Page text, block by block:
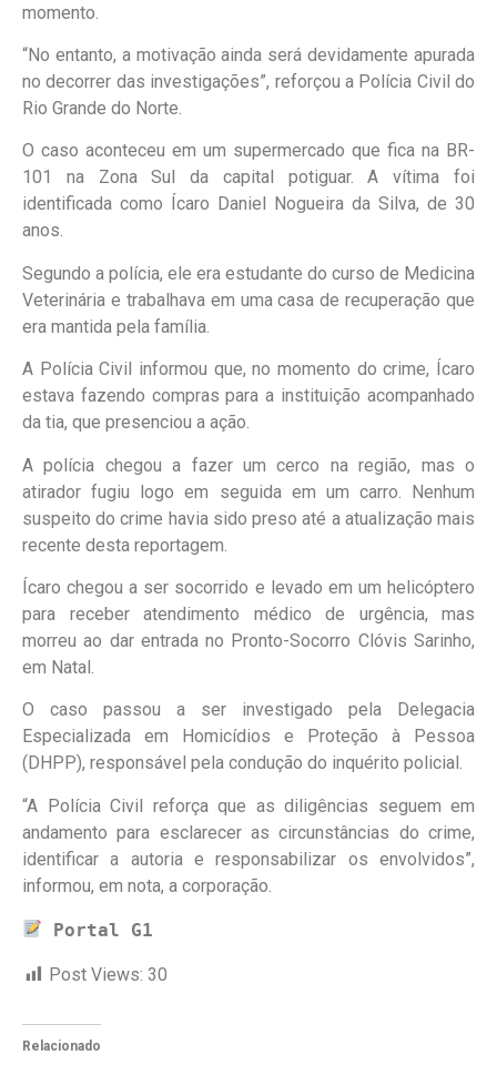
momento.
“No entanto, a motivação ainda será devidamente apurada
no decorrer das investigações”, reforçou a Polícia Civil do
Rio Grande do Norte.
O caso aconteceu em um supermercado que fica na BR-
101 na Zona Sul da capital potiguar. A vítima foi
identificada como Ícaro Daniel Nogueira da Silva, de 30
anos.
Segundo a polícia, ele era estudante do curso de Medicina
Veterinária e trabalhava em uma casa de recuperação que
era mantida pela família.
A Polícia Civil informou que, no momento do crime, Ícaro
estava fazendo compras para a instituição acompanhado
da tia, que presenciou a ação.
A polícia chegou a fazer um cerco na região, mas o
atirador fugiu logo em seguida em um carro. Nenhum
suspeito do crime havia sido preso até a atualização mais
recente desta reportagem.
Ícaro chegou a ser socorrido e levado em um helicóptero
para receber atendimento médico de urgência, mas
morreu ao dar entrada no Pronto-Socorro Clóvis Sarinho,
em Natal.
O caso passou a ser investigado pela Delegacia
Especializada em Homicídios e Proteção à Pessoa
(DHPP), responsável pela condução do inquérito policial.
“A Polícia Civil reforça que as diligências seguem em
andamento para esclarecer as circunstâncias do crime,
identificar a autoria e responsabilizar os envolvidos”,
informou, em nota, a corporação.
Portal G1
Post Views: 30
Relacionado